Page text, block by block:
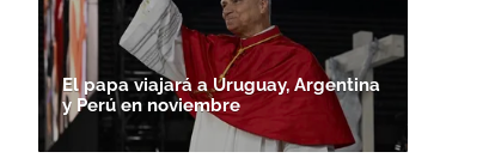
El papa viajará a Uruguay, Argentina
y Perú en noviembre